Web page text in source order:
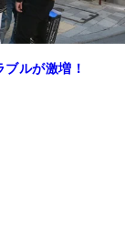
ルが激増！